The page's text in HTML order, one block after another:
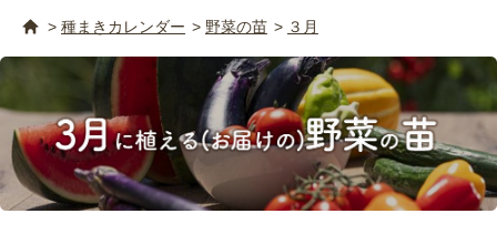
> 種まきカレンダー > 野菜の苗 > ３月